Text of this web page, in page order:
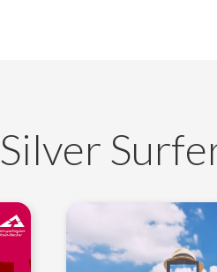
Silver